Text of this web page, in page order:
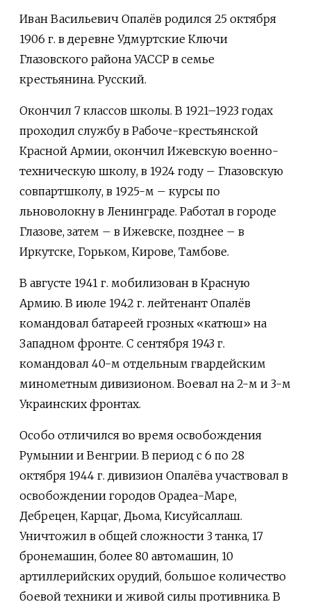
Иван Васильевич Опалёв родился 25 октября
1906 г. в деревне Удмуртские Ключи
Глазовского района УАССР в семье
крестьянина. Русский.
Окончил 7 классов школы. В 1921–1923 годах
проходил службу в Рабоче-крестьянской
Красной Армии, окончил Ижевскую военно-
техническую школу, в 1924 году – Глазовскую
совпартшколу, в 1925-м – курсы по
льноволокну в Ленинграде. Работал в городе
Глазове, затем – в Ижевске, позднее – в
Иркутске, Горьком, Кирове, Тамбове.
В августе 1941 г. мобилизован в Красную
Армию. В июле 1942 г. лейтенант Опалёв
командовал батареей грозных «катюш» на
Западном фронте. С сентября 1943 г.
командовал 40-м отдельным гвардейским
минометным дивизионом. Воевал на 2-м и 3-м
Украинских фронтах.
Особо отличился во время освобождения
Румынии и Венгрии. В период с 6 по 28
октября 1944 г. дивизион Опалёва участвовал в
освобождении городов Орадеа-Маре,
Дебрецен, Карцаг, Дьома, Кисуйсаллаш.
Уничтожил в общей сложности 3 танка, 17
бронемашин, более 80 автомашин, 10
артиллерийских орудий, большое количество
боевой техники и живой силы противника. В